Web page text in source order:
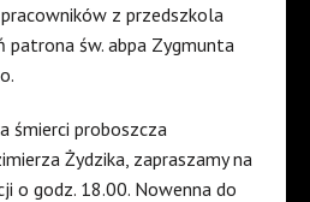
z przedszkola
patrona św. abpa Zygmunta
śmierci proboszcza
Żydzika, zapraszamy na
o godz. 18.00. Nowenna do